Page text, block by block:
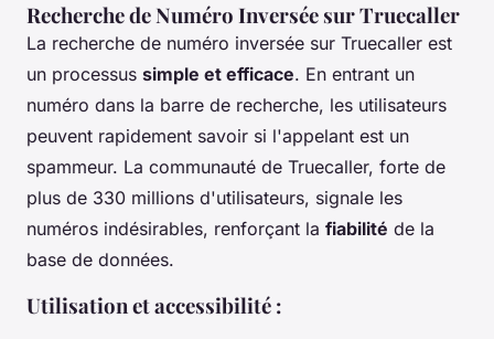
Recherche de Numéro Inversée sur Truecaller
La recherche de numéro inversée sur Truecaller est
un processus simple et efficace. En entrant un
numéro dans la barre de recherche, les utilisateurs
peuvent rapidement savoir si l'appelant est un
spammeur. La communauté de Truecaller, forte de
plus de 330 millions d'utilisateurs, signale les
numéros indésirables, renforçant la fiabilité de la
base de données.
Utilisation et accessibilité :